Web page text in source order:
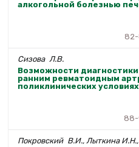
алкогольной болезнью
Сизова Л.В.
Возможности
ранним ревматоидным
поликлинических условиях
88-
Покровский В.И., Лыткина